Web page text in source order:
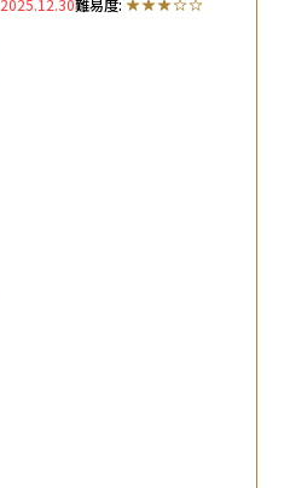
仕組みを解説
2025.12.30難易度: